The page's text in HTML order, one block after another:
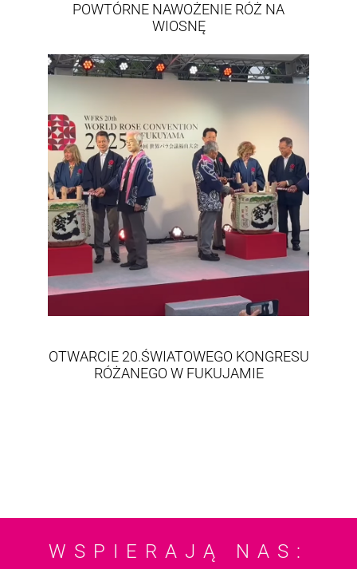
POWTÓRNE NAWOŻENIE RÓŻ NA
WIOSNĘ
OTWARCIE 20.ŚWIATOWEGO KONGRESU
RÓŻANEGO W FUKUJAMIE
WSPIERAJĄ NAS: